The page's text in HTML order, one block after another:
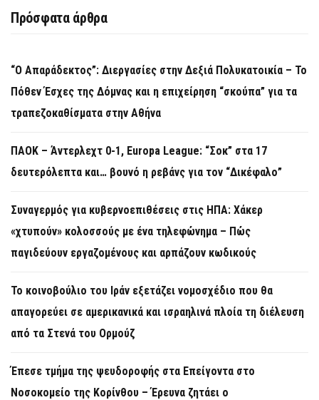
Πρόσφατα άρθρα
“Ο Απαράδεκτος”: Διεργασίες στην Δεξιά Πολυκατοικία – Το
Πόθεν Έσχες της Δόμνας και η επιχείρηση “σκούπα” για τα
τραπεζοκαθίσματα στην Αθήνα
ΠΑΟΚ – Άντερλεχτ 0-1, Europa League: “Σοκ” στα 17
δευτερόλεπτα και… βουνό η ρεβάνς για τον “Δικέφαλο”
Συναγερμός για κυβερνοεπιθέσεις στις ΗΠΑ: Χάκερ
«χτυπούν» κολοσσούς με ένα τηλεφώνημα – Πώς
παγιδεύουν εργαζομένους και αρπάζουν κωδικούς
Το κοινοβούλιο του Ιράν εξετάζει νομοσχέδιο που θα
απαγορεύει σε αμερικανικά και ισραηλινά πλοία τη διέλευση
από τα Στενά του Ορμούζ
Έπεσε τμήμα της ψευδοροφής στα Επείγοντα στο
Νοσοκομείο της Κορίνθου – Έρευνα ζητάει ο